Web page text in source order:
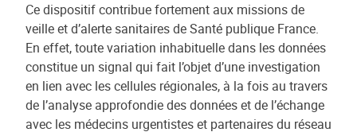
Ce dispositif contribue fortement aux missions de
veille et d’alerte sanitaires de Santé publique France.
En effet, toute variation inhabituelle dans les données
constitue un signal qui fait l’objet d’une investigation
en lien avec les cellules régionales, à la fois au travers
de l’analyse approfondie des données et de l’échange
avec les médecins urgentistes et partenaires du réseau